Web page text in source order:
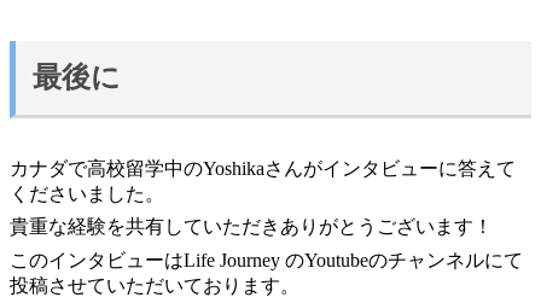
最後に
カナダで高校留学中のYoshikaさんがインタビューに答えて
くださいました。
貴重な経験を共有していただきありがとうございます！
このインタビューはLife Journey のYoutubeのチャンネルにて
投稿させていただいております。